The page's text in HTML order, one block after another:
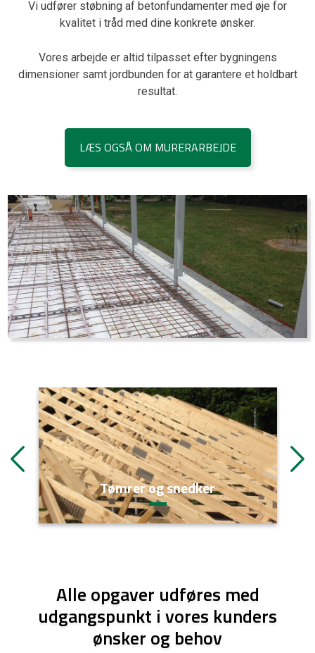
Vi udfører støbning af betonfundamenter med øje for
kvalitet i tråd med dine konkrete ønsker.
Vores arbejde er altid tilpasset efter bygningens
dimensioner samt jordbunden for at garantere et holdbart
resultat.
LÆS OGSÅ OM MURERARBEJDE
Tømrer og snedker
Alle opgaver udføres med
udgangspunkt i vores kunders
ønsker og behov